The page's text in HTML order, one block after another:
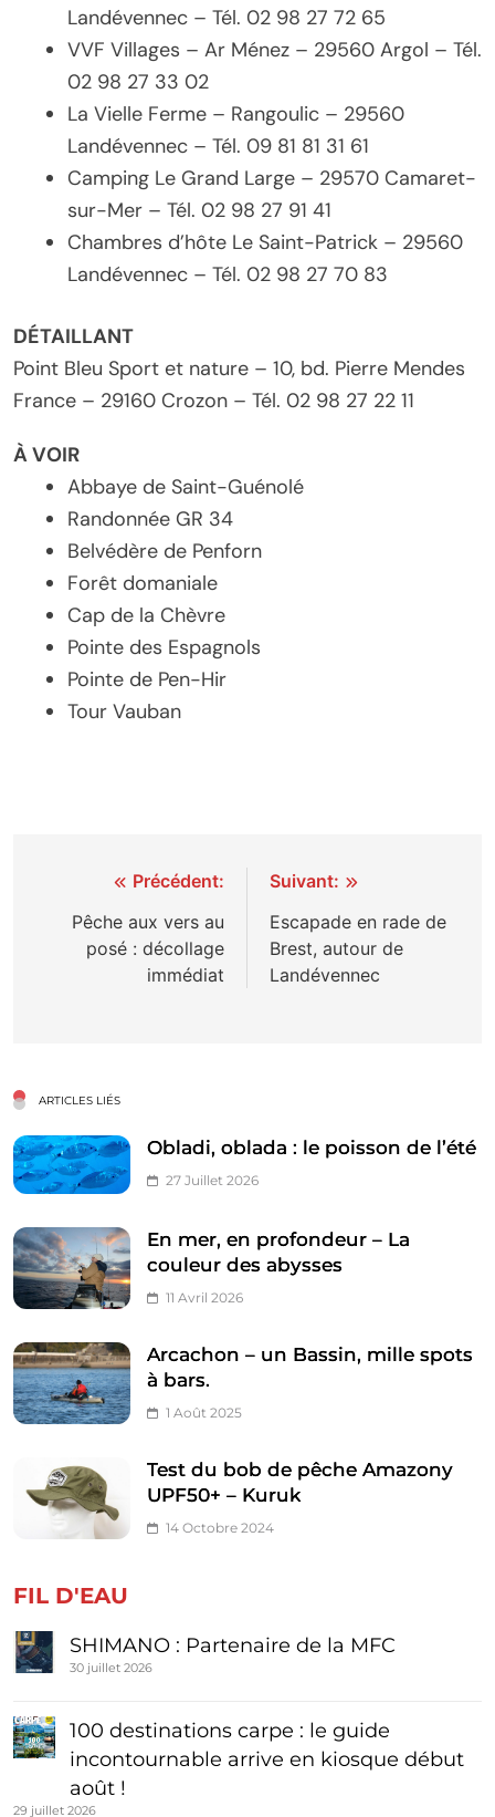
Landévennec – Tél. 02 98 27 72 65
VVF Villages – Ar Ménez – 29560 Argol – Tél.
02 98 27 33 02
La Vielle Ferme – Rangoulic – 29560
Landévennec – Tél. 09 81 81 31 61
Camping Le Grand Large – 29570 Camaret-
sur-Mer – Tél. 02 98 27 91 41
Chambres d’hôte Le Saint-Patrick – 29560
Landévennec – Tél. 02 98 27 70 83
DÉTAILLANT
Point Bleu Sport et nature – 10, bd. Pierre Mendes
France – 29160 Crozon – Tél. 02 98 27 22 11
À VOIR
Abbaye de Saint-Guénolé
Randonnée GR 34
Belvédère de Penforn
Forêt domaniale
Cap de la Chèvre
Pointe des Espagnols
Pointe de Pen-Hir
Tour Vauban
Navigation
l’article
Précédent:
Pêche aux vers au
posé : décollage
immédiat
Suivant:
Escapade en rade de
Brest, autour de
Landévennec
ARTICLES LIÉS
Obladi, oblada : le poisson de l’été
27 Juillet 2026
En mer, en profondeur – La
couleur des abysses
11 Avril 2026
Arcachon – un Bassin, mille spots
à bars.
1 Août 2025
Test du bob de pêche Amazony
UPF50+ – Kuruk
14 Octobre 2024
FIL D'EAU
SHIMANO : Partenaire de la MFC
30 juillet 2026
100 destinations carpe : le guide
incontournable arrive en kiosque début
août !
29 juillet 2026